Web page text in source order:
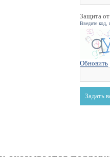
Защита
Введите код,
Обновить